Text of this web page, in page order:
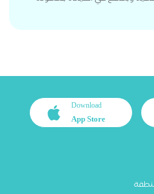
Download
App Store